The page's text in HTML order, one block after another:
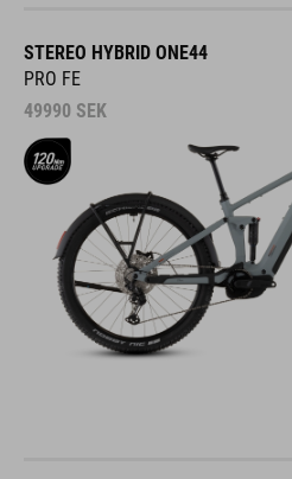
STEREO HYBRID ONE44
PRO FE
49990 SEK